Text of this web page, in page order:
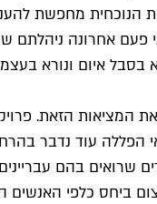
הנוכחית מחפשת
אחרונה ניהלתם
בסבל איום ונורא
הזאת.
עוד נדבר
בהם עבריינים
ביחס כלפי